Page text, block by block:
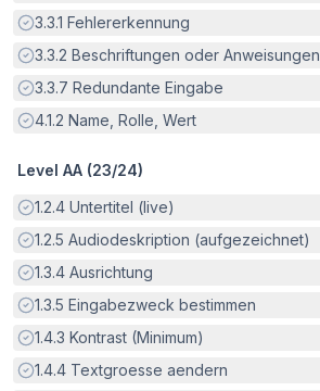
Erfüllt:
3.3.1 Fehlererkennung
Erfüllt:
3.3.2 Beschriftungen oder Anweisungen
Erfüllt:
3.3.7 Redundante Eingabe
Erfüllt:
4.1.2 Name, Rolle, Wert
Level AA (23/24)
Erfüllt:
1.2.4 Untertitel (live)
Erfüllt:
1.2.5 Audiodeskription (aufgezeichnet)
Erfüllt:
1.3.4 Ausrichtung
Erfüllt:
1.3.5 Eingabezweck bestimmen
Erfüllt:
1.4.3 Kontrast (Minimum)
Erfüllt:
1.4.4 Textgroesse aendern